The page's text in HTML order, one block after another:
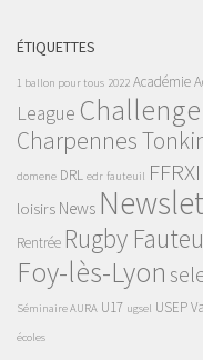
ÉTIQUETTES
1 ballon pour tous 2022 Académie
League
Charpennes
domene DRL edr fauteuil
loisirs News
Rentrée Rugby
Foy-lès-Lyon
Séminaire AURA U17 ugsel USEP
écoles